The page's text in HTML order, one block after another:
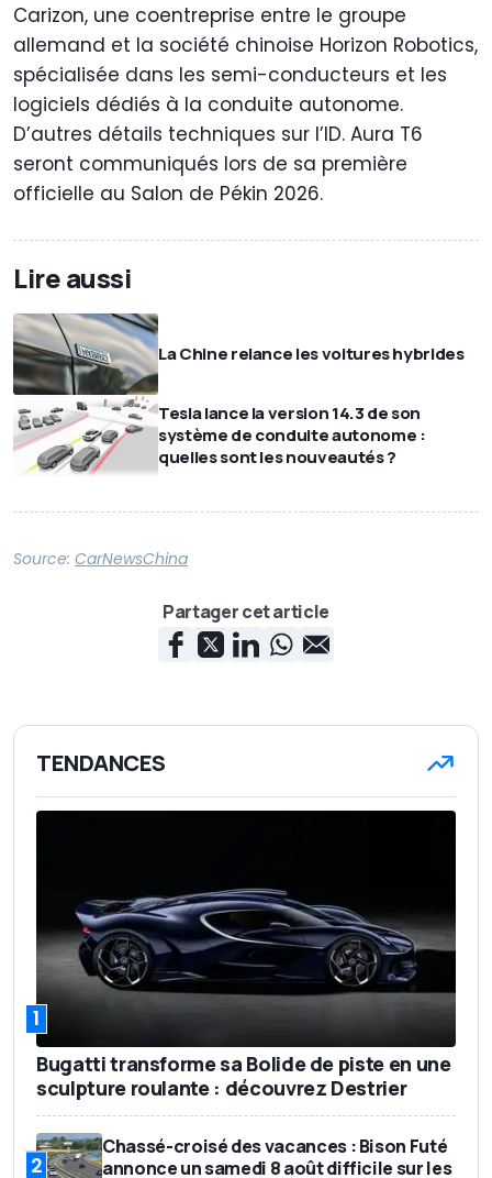
Carizon, une coentreprise entre le groupe
allemand et la société chinoise Horizon Robotics,
spécialisée dans les semi-conducteurs et les
logiciels dédiés à la conduite autonome.
D’autres détails techniques sur l’ID. Aura T6
seront communiqués lors de sa première
officielle au Salon de Pékin 2026.
Lire aussi
La Chine relance les voitures hybrides
Tesla lance la version 14.3 de son
système de conduite autonome :
quelles sont les nouveautés ?
Source: CarNewsChina
Partager cet article
TENDANCES
1
Bugatti transforme sa Bolide de piste en une
sculpture roulante : découvrez Destrier
2
Chassé-croisé des vacances : Bison Futé
annonce un samedi 8 août difficile sur les